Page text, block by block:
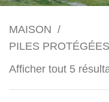
MAISON
PILES
Afficher tout 5